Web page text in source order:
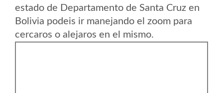
estado de Departamento de Santa Cruz en
Bolivia podeis ir manejando el zoom para
cercaros o alejaros en el mismo.